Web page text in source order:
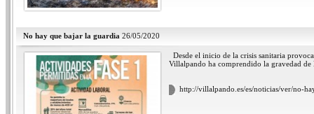
No hay que bajar la guardia 26/05/2020
Desde el inicio de la crisis sanitaria
Villalpando ha comprendido la gravedad
http://villalpando.es/es/noticias/ver/no-